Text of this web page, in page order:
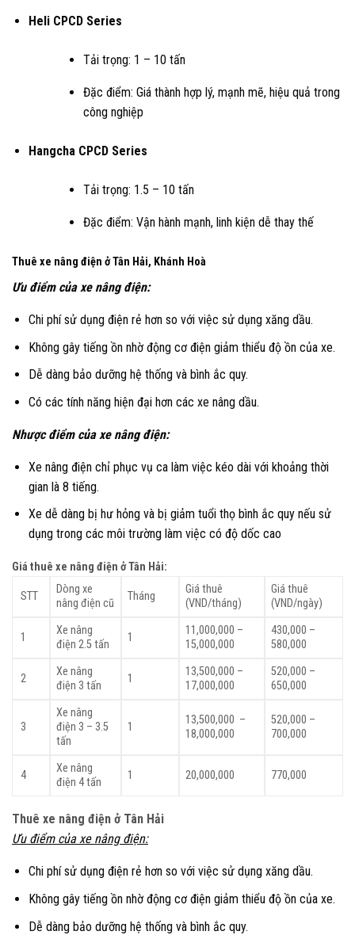
Heli CPCD Series
Tải trọng: 1 – 10 tấn
Đặc điểm: Giá thành hợp lý, mạnh mẽ, hiệu quả trong
công nghiệp
Hangcha CPCD Series
Tải trọng: 1.5 – 10 tấn
Đặc điểm: Vận hành mạnh, linh kiện dễ thay thế
Thuê xe nâng điện ở Tân Hải, Khánh Hoà
Ưu điểm của xe nâng điện:
Chi phí sử dụng điện rẻ hơn so với việc sử dụng xăng dầu.
Không gây tiếng ồn nhờ động cơ điện giảm thiểu độ ồn của xe.
Dễ dàng bảo dưỡng hệ thống và bình ắc quy.
Có các tính năng hiện đại hơn các xe nâng dầu.
Nhược điểm của xe nâng điện:
Xe nâng điện chỉ phục vụ ca làm việc kéo dài với khoảng thời
gian là 8 tiếng.
Xe dễ dàng bị hư hỏng và bị giảm tuổi thọ bình ắc quy nếu sử
dụng trong các môi trường làm việc có độ dốc cao
Giá thuê xe nâng điện ở Tân Hải:
STT
Dòng xe
nâng điện cũ
Tháng
Giá thuê
(VND/tháng)
Giá thuê
(VND/ngày)
1
Xe nâng
điện 2.5 tấn
1
11,000,000 –
15,000,000
430,000 –
580,000
2
Xe nâng
điện 3 tấn
1
13,500,000 –
17,000,000
520,000 –
650,000
3
Xe nâng
điện 3 – 3.5
tấn
1
13,500,000 –
18,000,000
520,000 –
700,000
4
Xe nâng
điện 4 tấn
1 20,000,000 770,000
Thuê xe nâng điện ở Tân Hải
Ưu điểm của xe nângđiện:
Chi phí sử dụng điện rẻ hơn so với việc sử dụng xăng dầu.
Không gây tiếng ồn nhờ động cơ điện giảm thiểu độ ồn của xe.
Dễ dàng bảo dưỡng hệ thống và bình ắc quy.